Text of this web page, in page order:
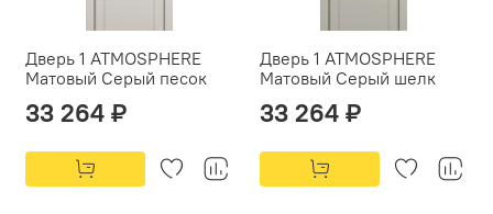
Дверь 1 ATMOSPHERE
Матовый Серый песок
33 264 ₽
Дверь 1 ATMOSPHERE
Матовый Серый шелк
33 264 ₽